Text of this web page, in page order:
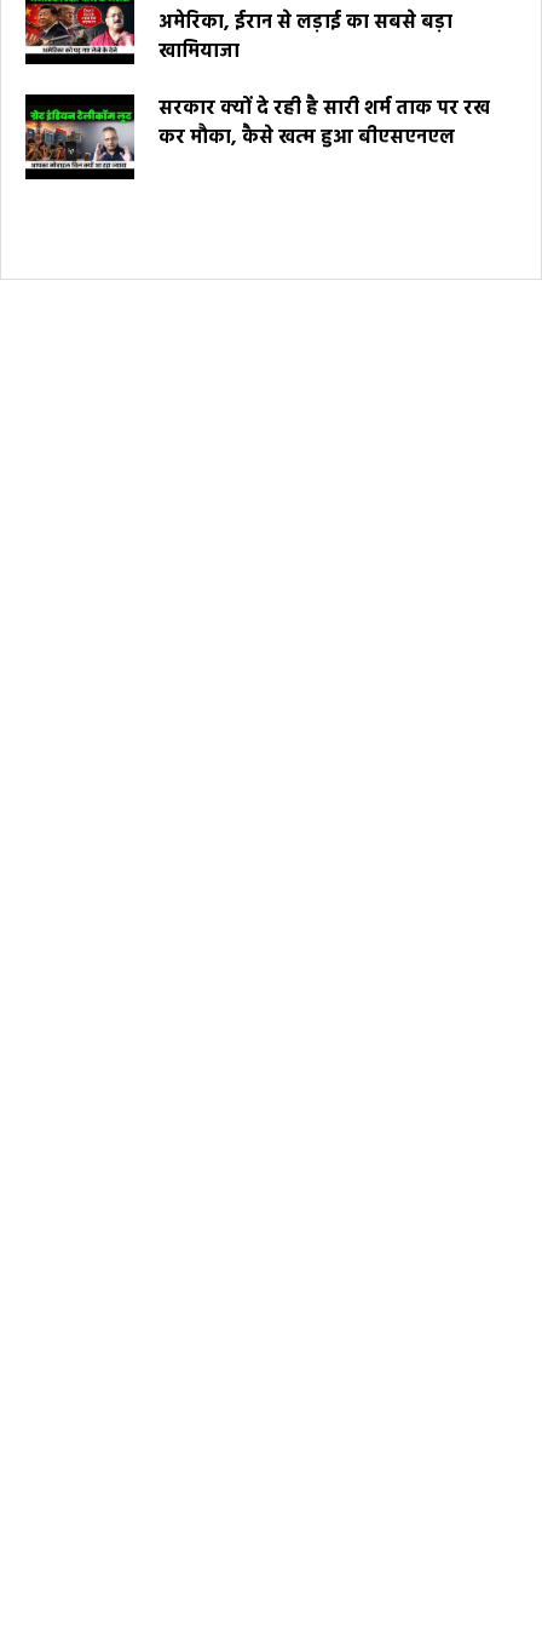
अमेरिका, ईरान से लड़ाई का सबसे बड़ा
खामियाजा
सरकार क्यों दे रही है सारी शर्म ताक पर रख
कर मौका, कैसे खत्म हुआ बीएसएनएल